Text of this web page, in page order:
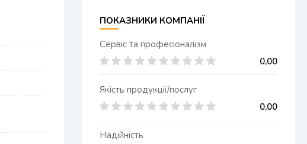
ПОКАЗНИКИ КОМПАНІЇ
Сервіс та професіоналізм
0,00
Якість продукції/послуг
0,00
Надійність